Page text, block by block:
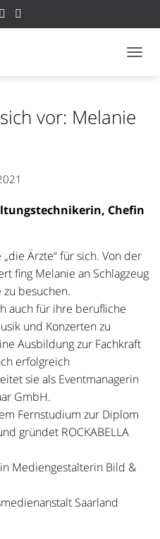
vor: Melanie
Chefin
Ärzte“ für sich. Von der
fing Melanie an Schlagzeug
besuchen.
auch für ihre berufliche
und Konzerten zu
Ausbildung zur Fachkraft
erfolgreich
sie als Eventmanagerin
GmbH.
Fernstudium zur Diplom
gründet ROCKABELLA
Mediengestalterin Bild &
Saarland